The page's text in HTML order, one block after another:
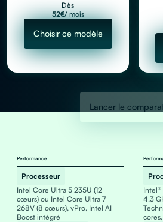
Dès
52€/ mois
Choisir ce modèle
Lancer le
Performance
Processeur
Intel Core Ultra 5 235U (12
cœurs) ou Intel Core Ultra 7
268V (8 cœurs), vPro, Intel AI
Boost intégré
Intel®
4.3